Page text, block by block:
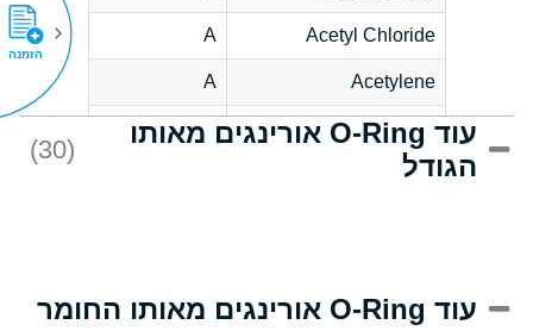
Acetyl Chloride
A
Acetylene
A
Acrlylonitrile
C
Adipic Acid
(Aqueous)
עוד O-Ring אורינגים מאותו
הגודל
(30)
עוד O-Ring אורינגים מאותו החומר
הזמנה